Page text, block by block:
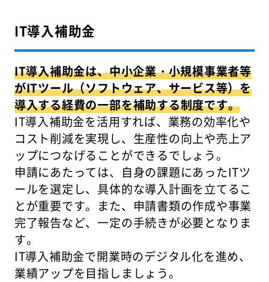
IT導入補助金
IT導入補助金は、中小企業・小規模事業者等
がITツール（ソフトウェア、サービス等）を
導入する経費の一部を補助する制度です。
IT導入補助金を活用すれば、業務の効率化や
コスト削減を実現し、生産性の向上や売上ア
ップにつなげることができるでしょう。
申請にあたっては、自身の課題にあったITツ
ールを選定し、具体的な導入計画を立てるこ
とが重要です。また、申請書類の作成や事業
完了報告など、一定の手続きが必要となりま
す。
IT導入補助金で開業時のデジタル化を進め、
業績アップを目指しましょう。